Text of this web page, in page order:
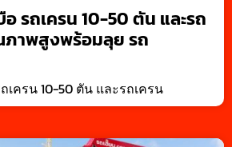
รถเครน 10-50 ตัน และรถ
ภาพสูงพร้อมลุย รถ
เครน 10-50 ตัน และรถเครน